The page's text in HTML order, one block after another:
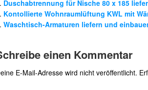
Duschabtrennung für Nische 80 x 185
Kontollierte Wohnraumlüftung KWL mit
Waschtisch-Armaturen liefern und
einen Kommentar
E-Mail-Adresse wird nicht veröffentlicht.